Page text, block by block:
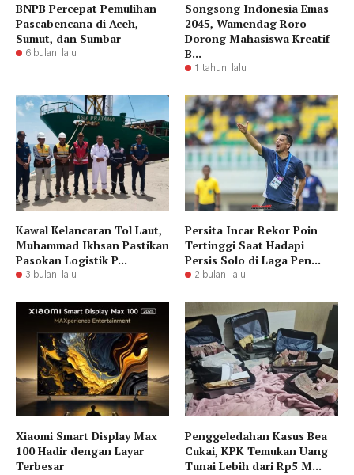
BNPB Percepat Pemulihan
Pascabencana di Aceh,
Sumut, dan Sumbar
6 bulan lalu
Songsong Indonesia Emas
2045, Wamendag Roro
Dorong Mahasiswa Kreatif
B...
1 tahun lalu
Kawal Kelancaran Tol Laut,
Muhammad Ikhsan Pastikan
Pasokan Logistik P...
3 bulan lalu
Persita Incar Rekor Poin
Tertinggi Saat Hadapi
Persis Solo di Laga Pen...
2 bulan lalu
Xiaomi Smart Display Max
100 Hadir dengan Layar
Terbesar
Penggeledahan Kasus Bea
Cukai, KPK Temukan Uang
Tunai Lebih dari Rp5 M...